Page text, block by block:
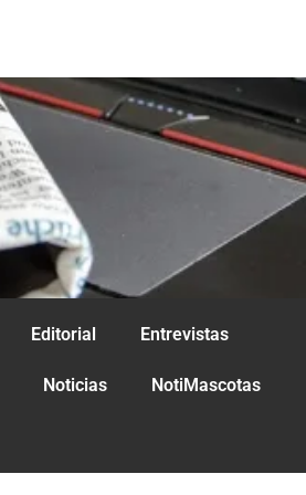
Editorial Entrevistas
Noticias NotiMascotas